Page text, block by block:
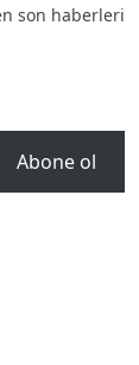
son haberleri
Abone ol